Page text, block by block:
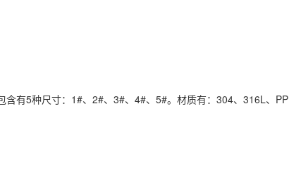
有5种尺寸：1#、2#、3#、4#、5#。材质有：304、316L、PP